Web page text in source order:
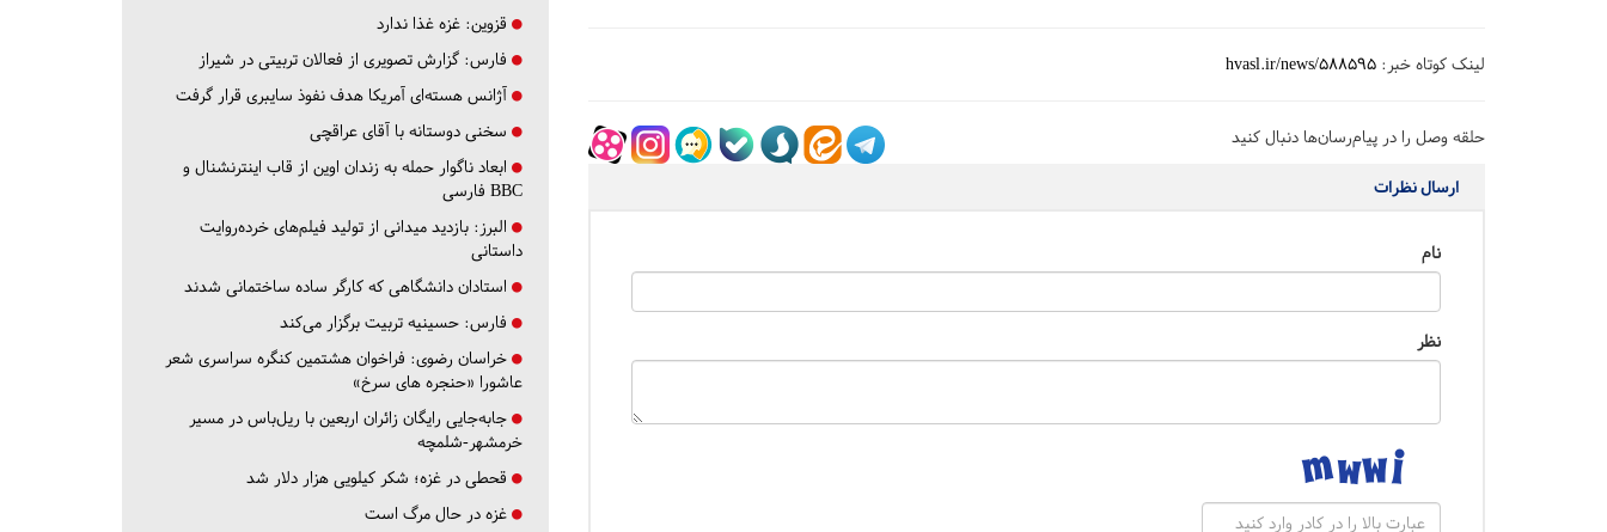
لینک کوتاه خبر: hvasl.ir/news/588595
حلقه وصل را در پیام‌رسان‌ها دنبال کنید
ارسال نظرات
نام
نظر
قزوین: غزه غذا ندارد
فارس: گزارش تصویری از فعالان تربیتی در شیراز
آژانس هسته‌ای آمریکا هدف نفوذ سایبری قرار گرفت
سخنی دوستانه با آقای عراقچی
ابعاد ناگوار حمله به زندان اوین از قاب اینترنشنال و
BBC فارسی
البرز: بازدید میدانی از تولید فیلم‌های خرده‌روایت
داستانی
استادان دانشگاهی که کارگر ساده ساختمانی شدند
فارس: حسینیه تربیت برگزار می‌کند
خراسان رضوی: فراخوان هشتمین کنگره سراسری شعر
عاشورا «حنجره های سرخ»
جابه‌جایی رایگان زائران اربعین با ریل‌باس در مسیر
خرمشهر-شلمچه
قحطی در غزه؛ شکر کیلویی هزار دلار شد
غزه در حال مرگ است